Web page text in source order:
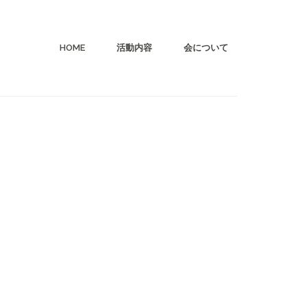
HOME 活動内容 会について